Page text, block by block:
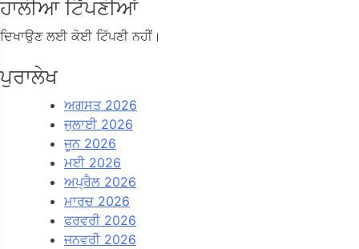
ਹਾਲੀਆ ਟਿੱਪਣੀਆਂ
ਦਿਖਾਉਣ ਲਈ ਕੋਈ ਟਿੱਪਣੀ ਨਹੀਂ।
ਪੁਰਾਲੇਖ
ਅਗਸਤ 2026
ਜੁਲਾਈ 2026
ਜੂਨ 2026
ਮਈ 2026
ਅਪ੍ਰੈਲ 2026
ਮਾਰਚ 2026
ਫਰਵਰੀ 2026
ਜਨਵਰੀ 2026